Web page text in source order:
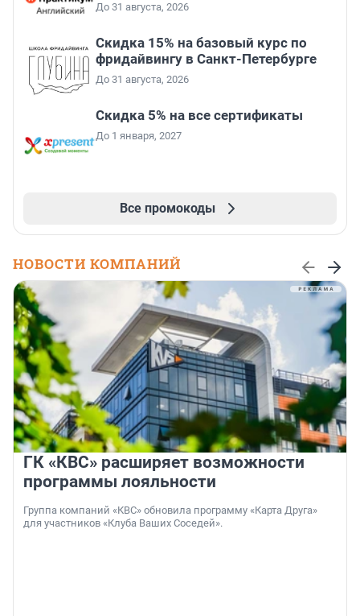
До 31 августа, 2026
Скидка 15% на базовый курс по
фридайвингу в Санкт-Петербурге
До 31 августа, 2026
Скидка 5% на все сертификаты
До 1 января, 2027
Все промокоды
НОВОСТИ КОМПАНИЙ
ГК «КВС» расширяет возможности
программы лояльности
Группа компаний «КВС» обновила программу «Карта Друга»
для участников «Клуба Ваших Соседей».